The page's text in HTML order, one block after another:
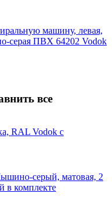
машину, левая,
серая ПВХ 64202 Vodok
все
RAL Vodok с
серый, матовая, 2
в комплекте